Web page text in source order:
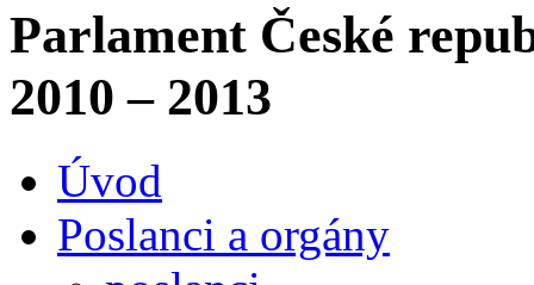
Parlament České
2010 – 2013
Úvod
Poslanci a orgány